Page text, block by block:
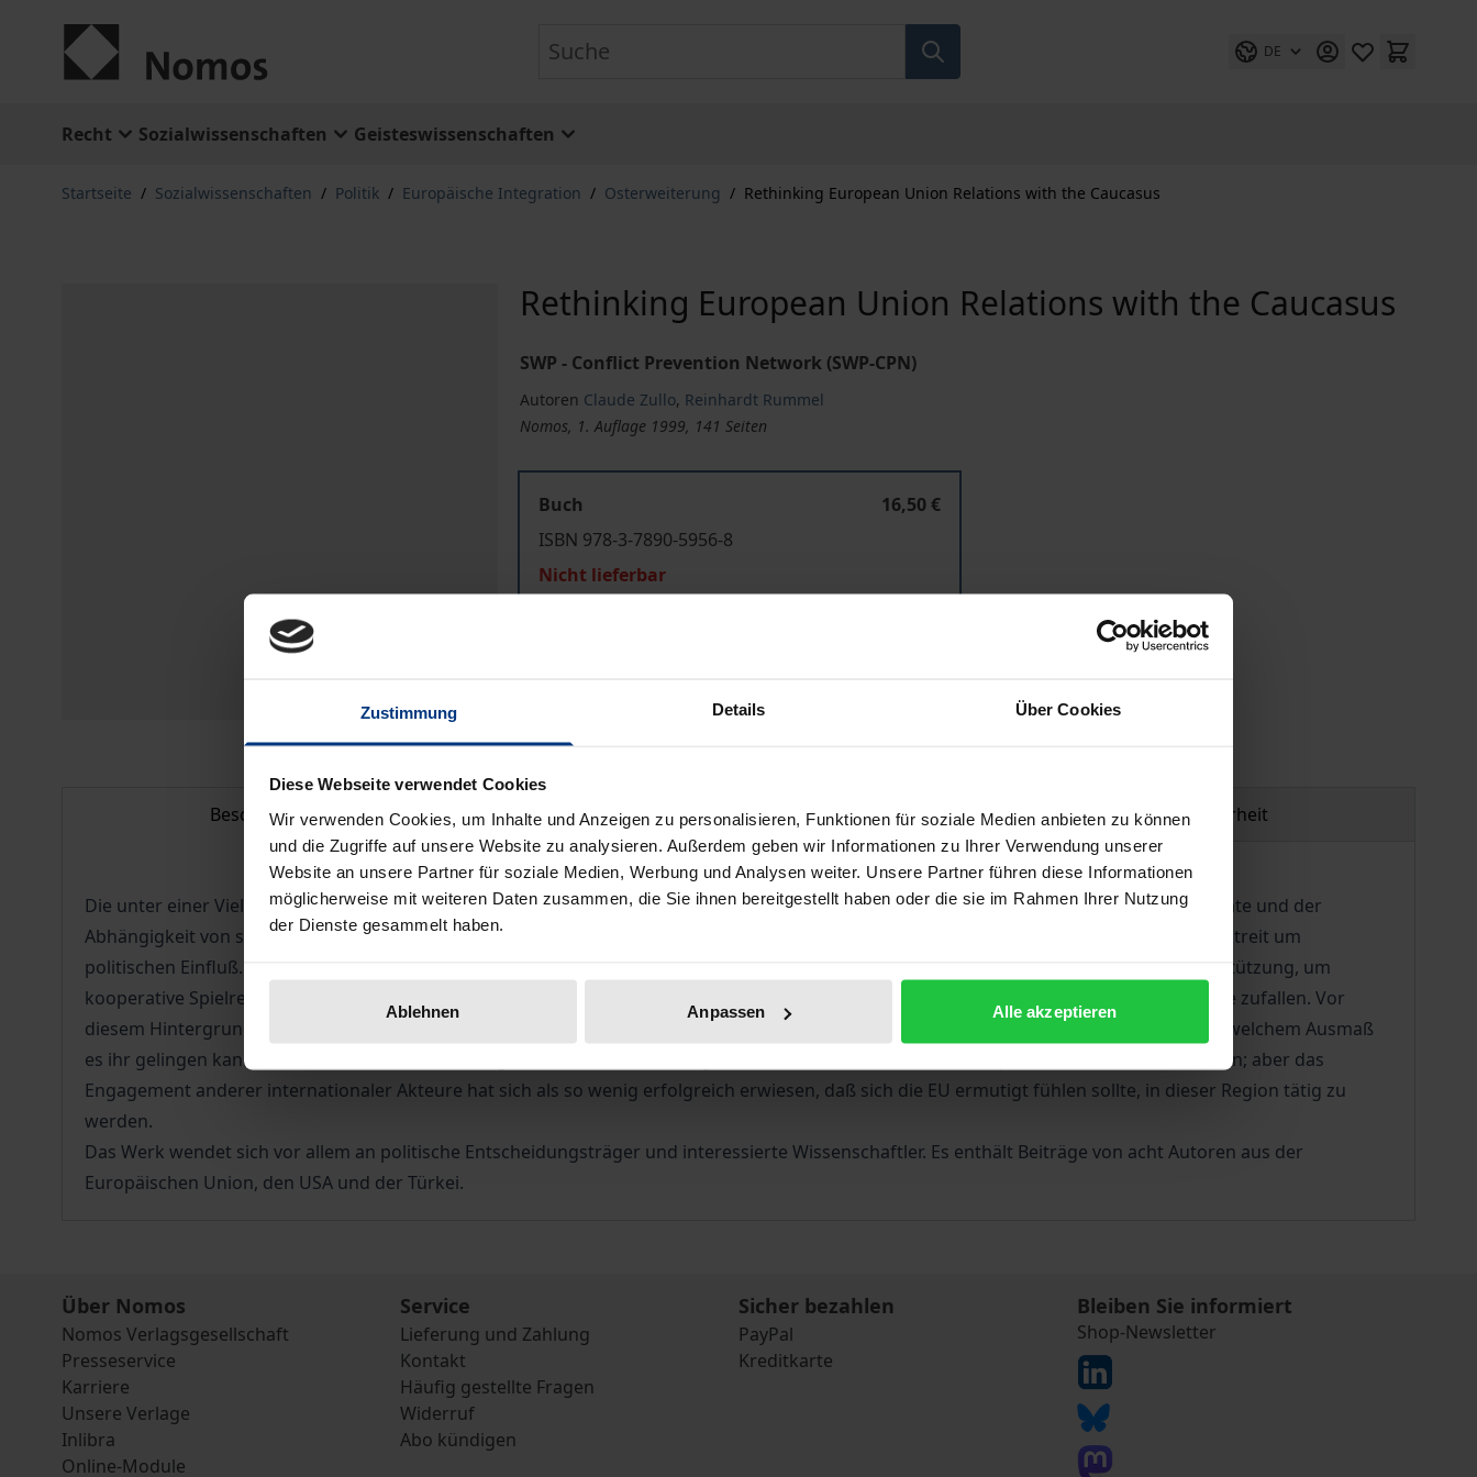
Zustimmung Details Über Cookies
Diese Webseite verwendet Cookies
Wir verwenden Cookies, um Inhalte und Anzeigen zu personalisieren, Funktionen für soziale Medien anbieten zu können
und die Zugriffe auf unsere Website zu analysieren. Außerdem geben wir Informationen zu Ihrer Verwendung unserer
Website an unsere Partner für soziale Medien, Werbung und Analysen weiter. Unsere Partner führen diese Informationen
möglicherweise mit weiteren Daten zusammen, die Sie ihnen bereitgestellt haben oder die sie im Rahmen Ihrer Nutzung
der Dienste gesammelt haben.
Ablehnen Anpassen Alle akzeptieren
DE
Recht Sozialwissenschaften Geisteswissenschaften
Startseite / Sozialwissenschaften / Politik / Europäische Integration / Osterweiterung / Rethinking European Union Relations with the Caucasus
Rethinking European Union Relations with the Caucasus
SWP - Conflict Prevention Network (SWP-CPN)
Autoren Claude Zullo, Reinhardt Rummel
Nomos, 1. Auflage 1999, 141 Seiten
Buch
16,50 €
ISBN 978-3-7890-5956-8
Nicht lieferbar
Hinweise zu Versandkosten
Beschreibung Bibliografische Angaben Produktsicherheit
Die unter einer Vielzahl von Konflikten leidende Region des Kaukasus verdient Aufmerksamkeit vor allem wegen ihrer hohen Energievorräte und der
Abhängigkeit von sicheren Transitrouten für Öl und Erdgas. Wichtige regionale und globale Mächte (Rußland, Türkei, USA) liegen im Wettstreit um
politischen Einfluß. Die Regionenbildung im südlichen post-sowjetischen Raum und die Vernetzung dieser Teilregionen bedarf der Unterstützung, um
kooperative Spielregeln aufzubauen. Bei der Errichtung einer Infrastruktur der Zusammenarbeit könnte gerade der EU eine wichtige Rolle zufallen. Vor
diesem Hintergrund analysiert der Band die Möglichkeiten eines verstärkten Engagements der EU in dieser Region. Dabei bleibt offen, in welchem Ausmaß
es ihr gelingen kann, durch Aufbau und Förderung einer wettbewerbsfähigen Infrastruktur auch konfliktdämpfend oder -lösend zu wirken; aber das
Engagement anderer internationaler Akteure hat sich als so wenig erfolgreich erwiesen, daß sich die EU ermutigt fühlen sollte, in dieser Region tätig zu
werden.
Das Werk wendet sich vor allem an politische Entscheidungsträger und interessierte Wissenschaftler. Es enthält Beiträge von acht Autoren aus der
Europäischen Union, den USA und der Türkei.
Über Nomos
Nomos Verlagsgesellschaft
Presseservice
Karriere
Unsere Verlage
Inlibra
Online-Module
Service
Lieferung und Zahlung
Kontakt
Häufig gestellte Fragen
Widerruf
Abo kündigen
Sicher bezahlen
PayPal
Kreditkarte
Bleiben Sie informiert
Shop-Newsletter